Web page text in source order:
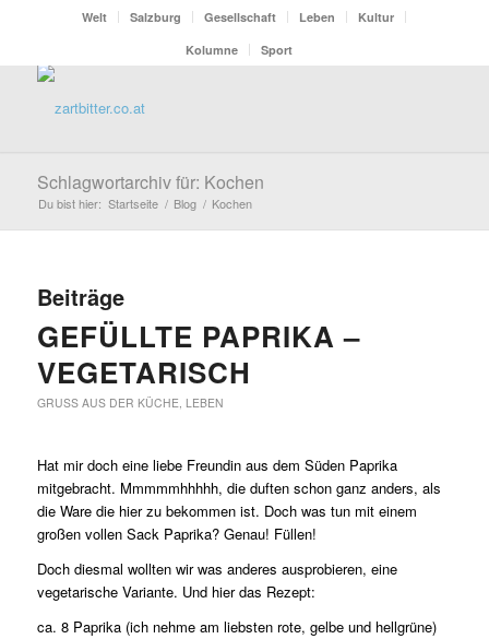
Welt Salzburg Gesellschaft Leben
Kultur
Kolumne
Sport
Schlagwortarchiv für: Kochen
Du bist hier: Startseite / Blog / Kochen
Beiträge
GEFÜLLTE PAPRIKA –
VEGETARISCH
GRUSS AUS DER KÜCHE , LEBEN
Hat mir doch eine liebe Freundin aus dem Süden Paprika
mitgebracht. Mmmmmhhhhh, die duften schon ganz anders, als
die Ware die hier zu bekommen ist. Doch was tun mit einem
großen vollen Sack Paprika? Genau! Füllen!
Doch diesmal wollten wir was anderes ausprobieren, eine
vegetarische Variante. Und hier das Rezept:
ca. 8 Paprika (ich nehme am liebsten rote, gelbe und hellgrüne)